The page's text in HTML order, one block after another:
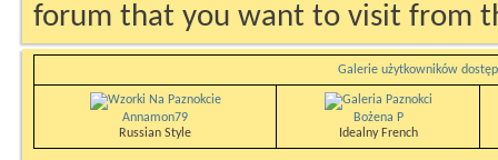
forum that you want to visit from
Galerie użytkowników
Annamon79
Russian Style
Bożena P
Idealny French